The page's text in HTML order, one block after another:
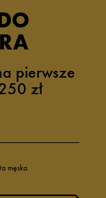
pierwsze
zł
męska